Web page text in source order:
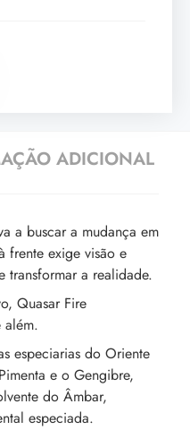
ADICIONAL
a buscar a mudança em
frente exige visão e
transformar a realidade.
Quasar Fire
além.
especiarias do Oriente
e o Gengibre,
do Âmbar,
especiada.